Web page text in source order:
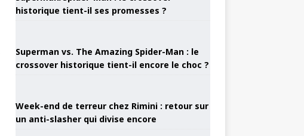
historique tient-il ses promesses ?
Superman vs. The Amazing Spider-Man : le
crossover historique tient-il encore le choc ?
Week-end de terreur chez Rimini : retour sur
un anti-slasher qui divise encore